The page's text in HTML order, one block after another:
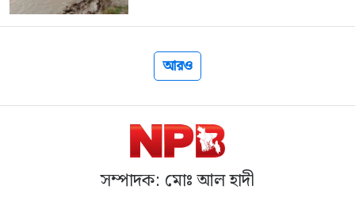
আরও
সম্পাদক: মোঃ আল হাদী